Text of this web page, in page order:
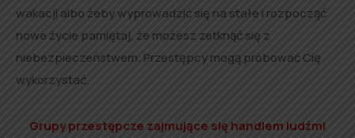
wakacji albo żeby wyprowadzić się na stałe i rozpocząć
nowe życie pamiętaj, że możesz zetknąć się z
niebezpieczeństwem. Przestępcy mogą próbować Cię
wykorzystać.
Grupy przestępcze zajmujące się handlem ludźmi